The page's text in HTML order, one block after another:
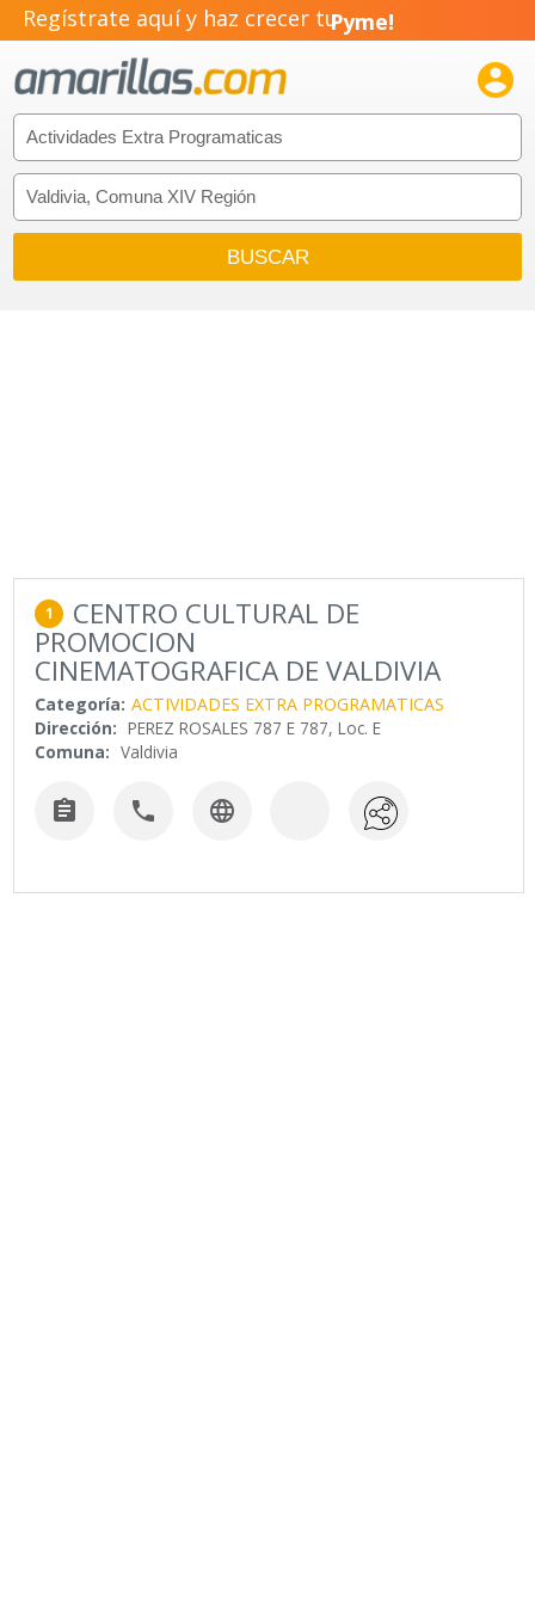
Regístrate aquí y haz crecer tuPyme!
Emprendimiento!

1 CENTRO CULTURAL DE
PROMOCION
CINEMATOGRAFICA DE VALDIVIA
Categoría: ACTIVIDADES EXTRA PROGRAMATICAS
Dirección: PEREZ ROSALES 787 E 787, Loc. E
Comuna: Valdivia
  